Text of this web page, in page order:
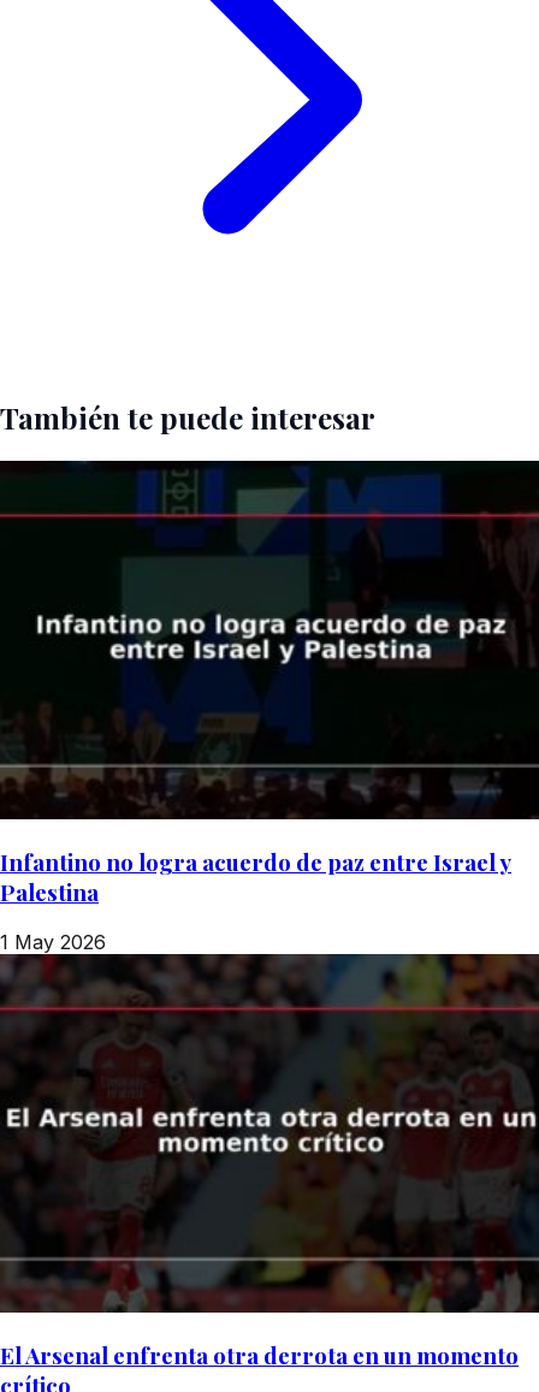
También te puede interesar
Infantino no logra acuerdo de paz entre Israel y
Palestina
1 May 2026
El Arsenal enfrenta otra derrota en un momento
crítico